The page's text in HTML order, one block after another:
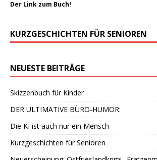
Der Link zum Buch!
KURZGESCHICHTEN FÜR SENIOREN
NEUESTE BEITRÄGE
Skizzenbuch für Kinder
DER ULTIMATIVE BÜRO-HUMOR:
Die KI ist auch nur ein Mensch
Kurzgeschichten für Senioren